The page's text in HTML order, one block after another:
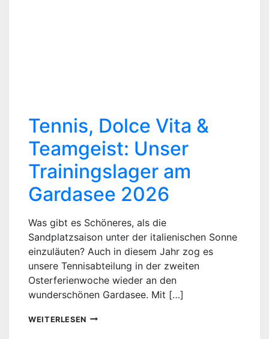
Tennis, Dolce Vita &
Teamgeist: Unser
Trainingslager am
Gardasee 2026
Was gibt es Schöneres, als die
Sandplatzsaison unter der italienischen Sonne
einzuläuten? Auch in diesem Jahr zog es
unsere Tennisabteilung in der zweiten
Osterferienwoche wieder an den
wunderschönen Gardasee. Mit […]
WEITERLESEN TENNIS,